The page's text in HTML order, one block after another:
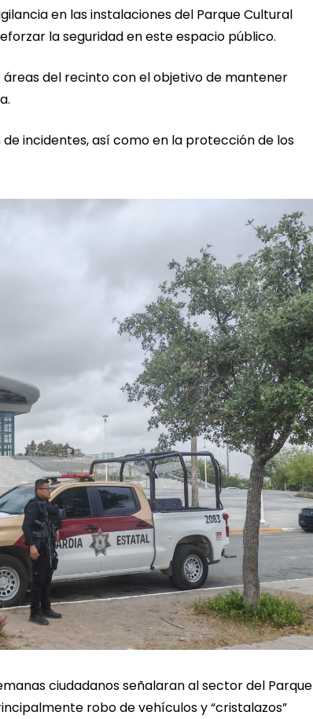
en las instalaciones del Parque Cultural
la seguridad en este espacio público.
del recinto con el objetivo de mantener
incidentes, así como en la protección de los
ciudadanos señalaran al sector del Parque
robo de vehículos y “cristalazos”